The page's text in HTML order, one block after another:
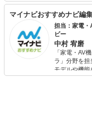
ズに応えるク
ワークに、リ
詣を深める
アーティスト
諭のための雑
めの雑貨教室
楽しむ活動
ーイングな
プを通して
マイナビおすすめナビ編
担当：家電・
ビー
中村 宥磨
「家電・AV
ラ」分野を
モデルや機
ムを楽しみな